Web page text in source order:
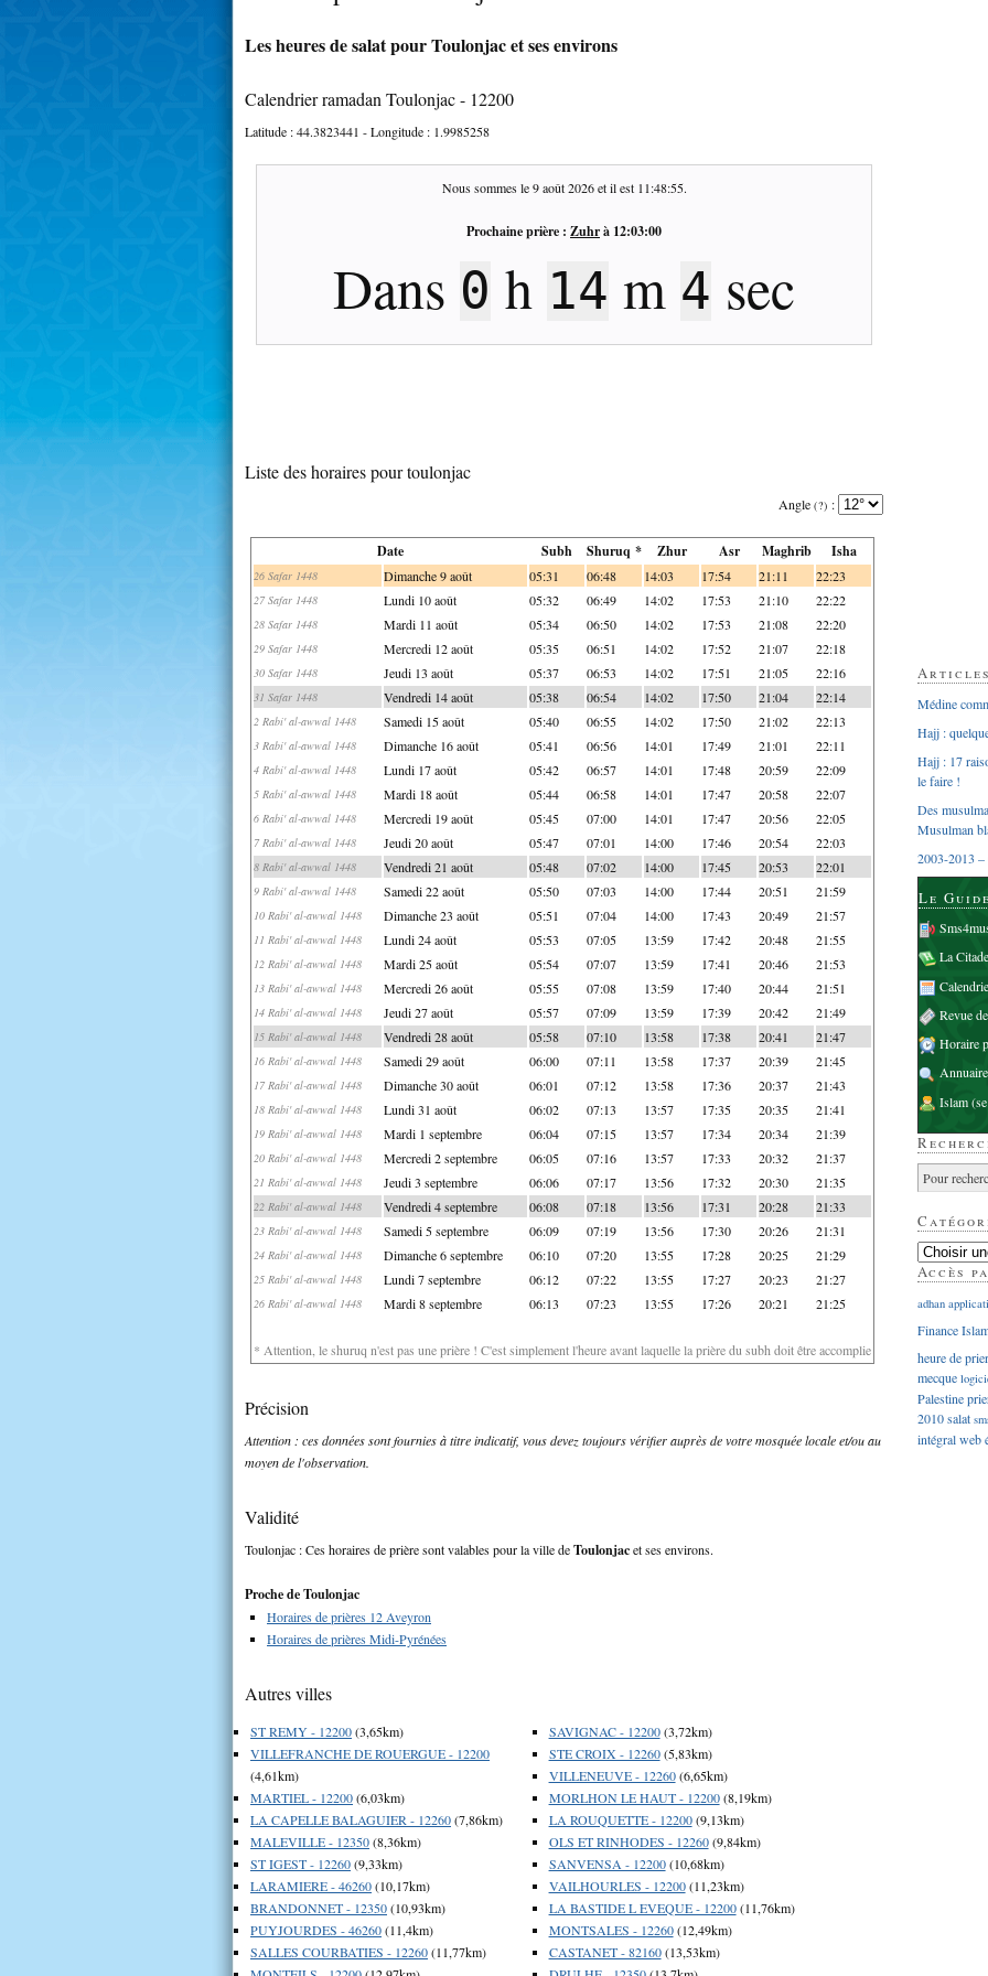
Les heures de salat pour Toulonjac et ses environs
Calendrier ramadan Toulonjac - 12200
Latitude :44.3823441 - Longitude : 1.9985258
Nous sommes le9 août 2026et il est 11:48:55.
Prochaine prière : Zuhrà 12:03:00
Dans 0 h 14 m 4 sec
Liste des horaires pour toulonjac
Angle (?) :
Date Subh Shuruq * Zhur Asr Maghrib Isha
26 Safar 1448 Dimanche 9 août 05:31 06:48 14:03 17:54 21:11 22:23
27 Safar 1448 Lundi 10 août 05:32 06:49 14:02 17:53 21:10 22:22
28 Safar 1448 Mardi 11 août 05:34 06:50 14:02 17:53 21:08 22:20
29 Safar 1448 Mercredi 12 août 05:35 06:51 14:02 17:52 21:07 22:18
30 Safar 1448 Jeudi 13 août 05:37 06:53 14:02 17:51 21:05 22:16
31 Safar 1448 Vendredi 14 août 05:38 06:54 14:02 17:50 21:04 22:14
2 Rabi' al-awwal 1448 Samedi 15 août 05:40 06:55 14:02 17:50 21:02 22:13
3 Rabi' al-awwal 1448 Dimanche 16 août 05:41 06:56 14:01 17:49 21:01 22:11
4 Rabi' al-awwal 1448 Lundi 17 août 05:42 06:57 14:01 17:48 20:59 22:09
5 Rabi' al-awwal 1448 Mardi 18 août 05:44 06:58 14:01 17:47 20:58 22:07
6 Rabi' al-awwal 1448 Mercredi 19 août 05:45 07:00 14:01 17:47 20:56 22:05
7 Rabi' al-awwal 1448 Jeudi 20 août 05:47 07:01 14:00 17:46 20:54 22:03
8 Rabi' al-awwal 1448 Vendredi 21 août 05:48 07:02 14:00 17:45 20:53 22:01
9 Rabi' al-awwal 1448 Samedi 22 août 05:50 07:03 14:00 17:44 20:51 21:59
10 Rabi' al-awwal 1448 Dimanche 23 août 05:51 07:04 14:00 17:43 20:49 21:57
11 Rabi' al-awwal 1448 Lundi 24 août 05:53 07:05 13:59 17:42 20:48 21:55
12 Rabi' al-awwal 1448 Mardi 25 août 05:54 07:07 13:59 17:41 20:46 21:53
13 Rabi' al-awwal 1448 Mercredi 26 août 05:55 07:08 13:59 17:40 20:44 21:51
14 Rabi' al-awwal 1448 Jeudi 27 août 05:57 07:09 13:59 17:39 20:42 21:49
15 Rabi' al-awwal 1448 Vendredi 28 août 05:58 07:10 13:58 17:38 20:41 21:47
16 Rabi' al-awwal 1448 Samedi 29 août 06:00 07:11 13:58 17:37 20:39 21:45
17 Rabi' al-awwal 1448 Dimanche 30 août 06:01 07:12 13:58 17:36 20:37 21:43
18 Rabi' al-awwal 1448 Lundi 31 août 06:02 07:13 13:57 17:35 20:35 21:41
19 Rabi' al-awwal 1448 Mardi 1 septembre 06:04 07:15 13:57 17:34 20:34 21:39
20 Rabi' al-awwal 1448 Mercredi 2 septembre 06:05 07:16 13:57 17:33 20:32 21:37
21 Rabi' al-awwal 1448 Jeudi 3 septembre 06:06 07:17 13:56 17:32 20:30 21:35
22 Rabi' al-awwal 1448 Vendredi 4 septembre 06:08 07:18 13:56 17:31 20:28 21:33
23 Rabi' al-awwal 1448 Samedi 5 septembre 06:09 07:19 13:56 17:30 20:26 21:31
24 Rabi' al-awwal 1448 Dimanche 6 septembre 06:10 07:20 13:55 17:28 20:25 21:29
25 Rabi' al-awwal 1448 Lundi 7 septembre 06:12 07:22 13:55 17:27 20:23 21:27
26 Rabi' al-awwal 1448 Mardi 8 septembre 06:13 07:23 13:55 17:26 20:21 21:25
* Attention, le shuruq n'est pas une prière ! C'est simplement l'heure avant laquelle la prière du subh doit être accomplie
Précision
Attention : ces données sont fournies à titre indicatif, vous devez toujours vérifier auprès de votre mosquée locale et/ou au
moyen de l'observation.
Validité
Toulonjac : Ces horaires de prière sont valables pour la ville deToulonjacet ses environs.
Proche de Toulonjac
Horaires de prières 12 Aveyron
Horaires de prières Midi-Pyrénées
Autres villes
ST REMY - 12200(3,65km)
VILLEFRANCHE DE ROUERGUE - 12200
(4,61km)
MARTIEL - 12200(6,03km)
LA CAPELLE BALAGUIER - 12260(7,86km)
MALEVILLE - 12350(8,36km)
ST IGEST - 12260(9,33km)
LARAMIERE - 46260(10,17km)
BRANDONNET - 12350(10,93km)
PUYJOURDES - 46260(11,4km)
SALLES COURBATIES - 12260(11,77km)
SAVIGNAC - 12200(3,72km)
STE CROIX - 12260(5,83km)
VILLENEUVE - 12260(6,65km)
MORLHON LE HAUT - 12200(8,19km)
LA ROUQUETTE - 12200(9,13km)
OLS ET RINHODES - 12260(9,84km)
SANVENSA - 12200(10,68km)
VAILHOURLES - 12200(11,23km)
LA BASTIDE L EVEQUE - 12200(11,76km)
MONTSALES - 12260(12,49km)
CASTANET - 82160(13,53km)
Médine
Hajj :
Hajj : 17
le faire !
Des
Musulman
2003-2013 –
Le
La
Revue
Horaire
Islam
Accès
adhan
Finance
heure de
mecque
Palestine
2010salat
intégralweb